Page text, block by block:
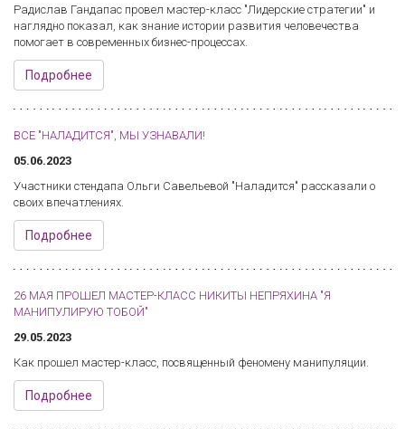
Радислав Гандапас провел мастер-класс "Лидерские стратегии" и
наглядно показал, как знание истории развития человечества
помогает в современных бизнес-процессах.
Подробнее
ВСЕ "НАЛАДИТСЯ", МЫ УЗНАВАЛИ!
05.06.2023
Участники стендапа Ольги Савельевой "Наладится" рассказали о
своих впечатлениях.
Подробнее
26 МАЯ ПРОШЕЛ МАСТЕР-КЛАСС НИКИТЫ НЕПРЯХИНА "Я
МАНИПУЛИРУЮ ТОБОЙ"
29.05.2023
Как прошел мастер-класс, посвященный феномену манипуляции.
Подробнее